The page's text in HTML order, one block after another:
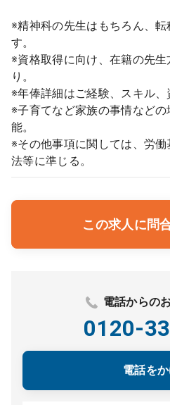
※精神科の先生はもちろん、
す。
※資格取得に向け、在籍の先
り。
※年俸詳細はご経験、スキル、
※子育てなど家族の事情など
能。
※その他事項に関しては、労
法等に準じる。
この求人に問
電話からの
0120-
電話を